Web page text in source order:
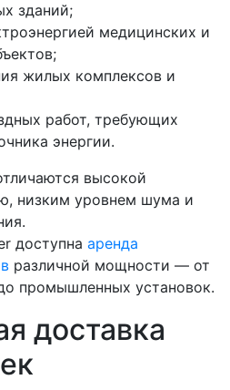
зданий;
медицинских и
жилых комплексов и
работ, требующих
энергии.
высокой
низким уровнем шума и
доступна аренда
различной мощности — от
промышленных установок.
доставка